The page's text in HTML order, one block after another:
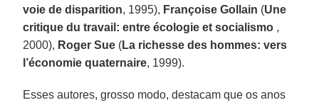
voie de disparition, 1995), Françoise Gollain (Une
critique du travail: entre écologie et socialismo ,
2000), Roger Sue (La richesse des hommes: vers
l’économie quaternaire, 1999).
Esses autores, grosso modo, destacam que os anos